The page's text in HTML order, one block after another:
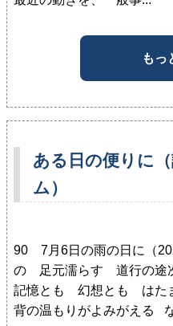
もっ
ある日の便りに
ム）
90 7月6日の雨の日に（
の 足元濡らす 道行の途
記憶とも 幻想とも はた
背の温もりがよみがえる